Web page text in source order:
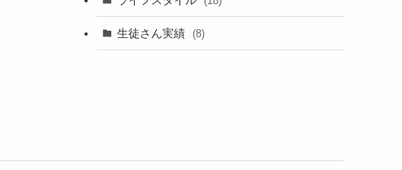
生徒さん実績 (8)